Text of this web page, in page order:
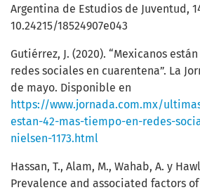
Argentina de Estudios de Juventud,
10.24215/18524907e043
Gutiérrez, J. (2020). “Mexicanos
redes sociales en cuarentena”. La
de mayo. Disponible en
https://www.jornada.com.mx/
estan-42-mas-tiempo-en-redes-
nielsen-1173.html
Hassan, T., Alam, M., Wahab, A. y
Prevalence and associated factors